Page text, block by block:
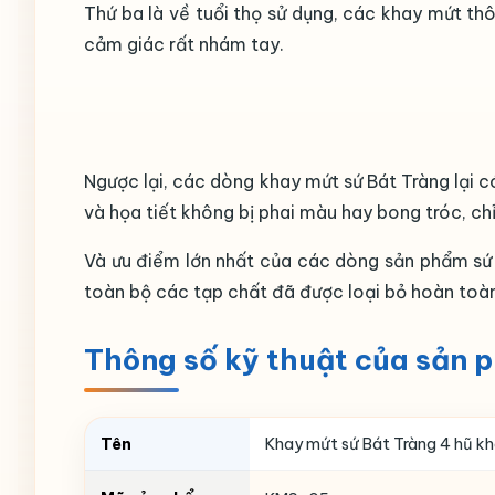
Thứ ba là về tuổi thọ sử dụng, các khay mứt
cảm giác rất nhám tay.
Ngược lại, các dòng khay mứt sứ Bát Tràng lại
và họa tiết không bị phai màu hay bong tróc,
Và ưu điểm lớn nhất của các dòng sản phẩm
toàn bộ các tạp chất đã được loại bỏ hoàn
Thông số kỹ thuật của sản
Tên Khay mứt sứ Bát Tràng 4 hũ